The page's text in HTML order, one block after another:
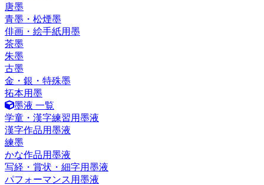
唐墨
青墨・松煙墨
俳画・絵手紙用墨
茶墨
朱墨
古墨
金・銀・特殊墨
拓本用墨
墨液 一覧
学童・漢字練習用墨液
漢字作品用墨液
練墨
かな作品用墨液
写経・賞状・細字用墨液
パフォーマンス用墨液